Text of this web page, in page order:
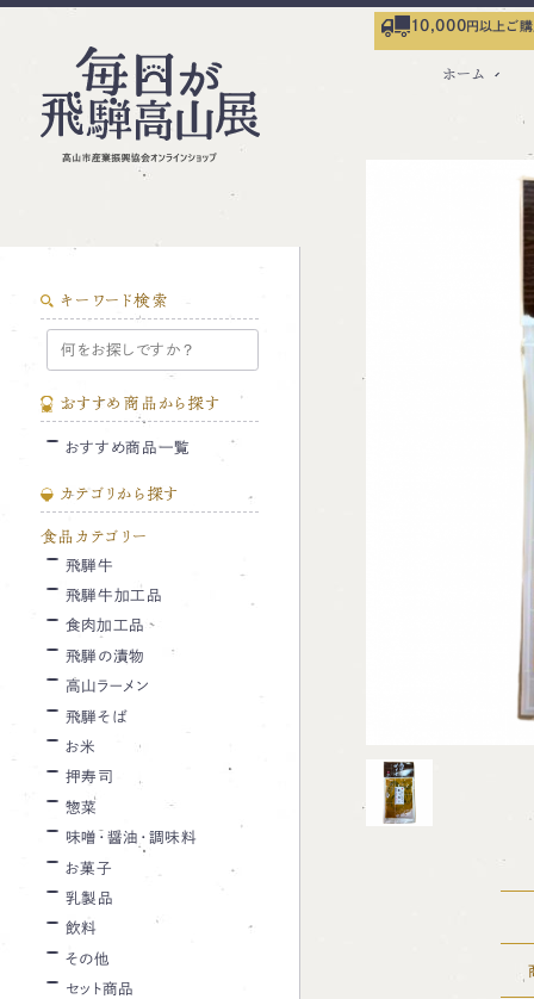
10,000円以上ご
ホーム
キーワード検索
おすすめ商品から探す
おすすめ商品一覧
カテゴリから探す
食品カテゴリー
飛騨牛
飛騨牛加工品
食肉加工品
飛騨の漬物
高山ラーメン
飛騨そば
お米
押寿司
惣菜
味噌・醤油・調味料
お菓子
乳製品
飲料
その他
セット商品